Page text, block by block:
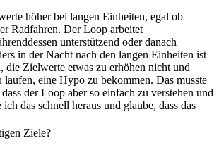
höher bei langen Einheiten, egal ob
Radfahren. Der Loop arbeitet
unterstützend oder danach
in der Nacht nach den langen Einheiten ist
die Zielwerte etwas zu erhöhen nicht und
laufen, eine Hypo zu bekommen. Das musste
der Loop aber so einfach zu verstehen und
das schnell heraus und glaube, dass das
Ziele?